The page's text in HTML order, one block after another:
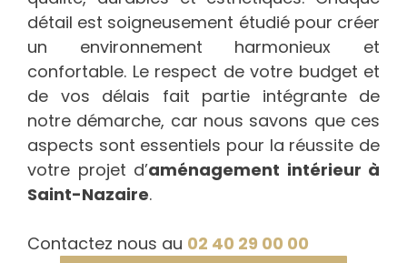
détail est soigneusement étudié pour créer
un environnement harmonieux et
confortable. Le respect de votre budget et
de vos délais fait partie intégrante de
notre démarche, car nous savons que ces
aspects sont essentiels pour la réussite de
votre projet d’aménagement intérieur à
Saint-Nazaire.
Contactez nous au 02 40 29 00 00